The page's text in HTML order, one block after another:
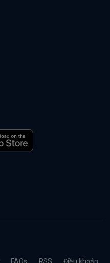
FAQs RSS Điều khoản